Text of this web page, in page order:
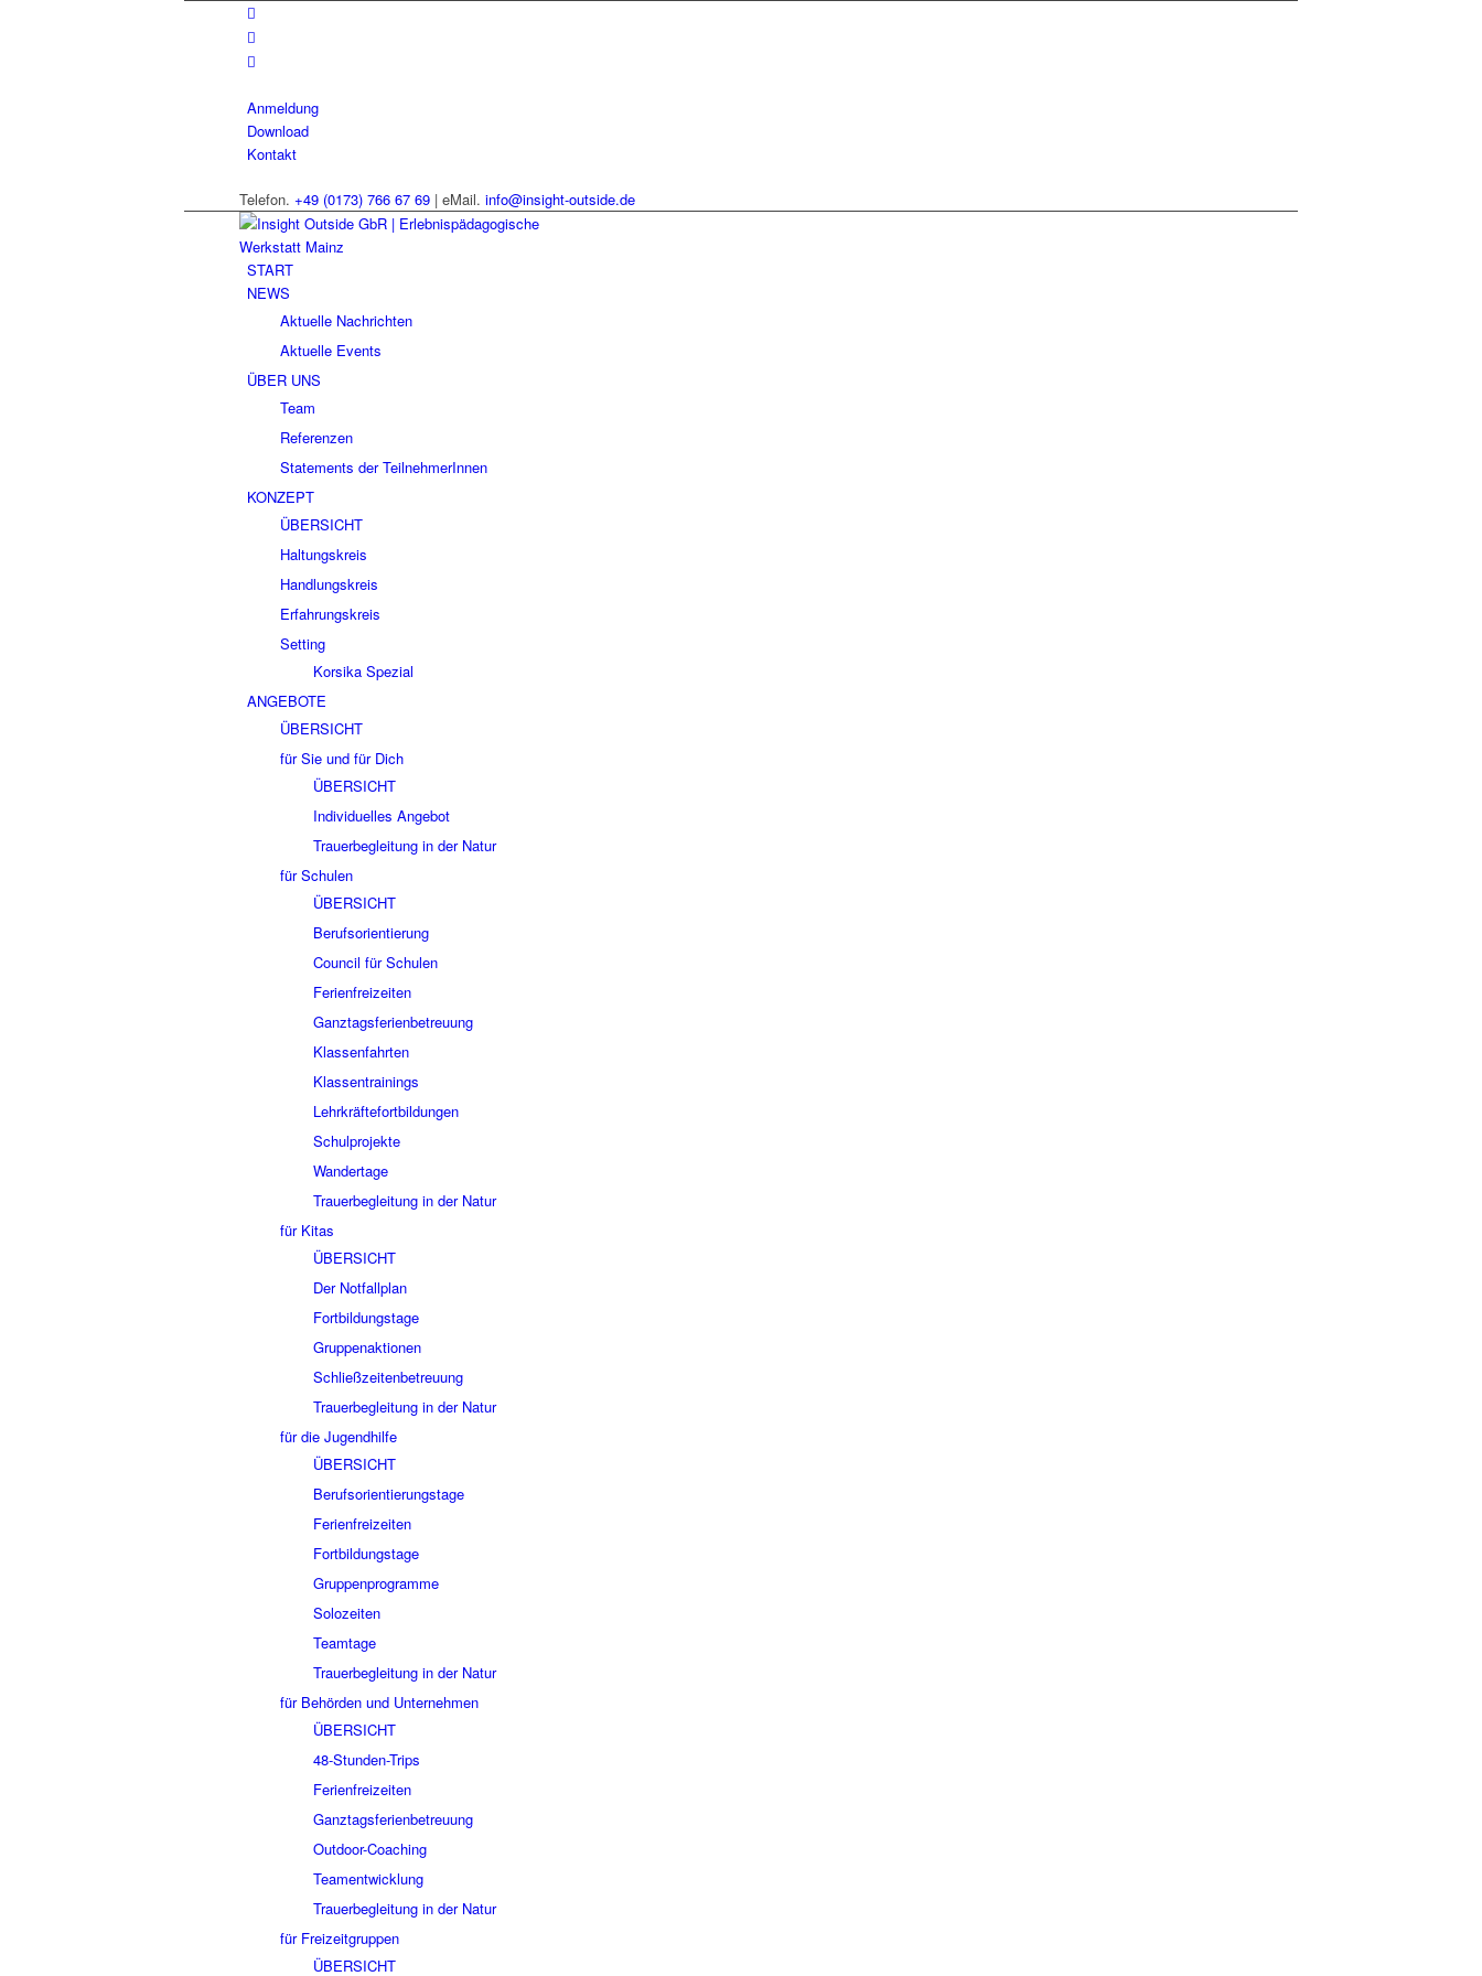
Anmeldung
Download
Kontakt
Telefon. +49 (0173) 766 67 69 | eMail. info@insight-outside.de
START
NEWS
Aktuelle Nachrichten
Aktuelle Events
ÜBER UNS
Team
Referenzen
Statements der TeilnehmerInnen
KONZEPT
ÜBERSICHT
Haltungskreis
Handlungskreis
Erfahrungskreis
Setting
Korsika Spezial
ANGEBOTE
ÜBERSICHT
für Sie und für Dich
ÜBERSICHT
Individuelles Angebot
Trauerbegleitung in der Natur
für Schulen
ÜBERSICHT
Berufsorientierung
Council für Schulen
Ferienfreizeiten
Ganztagsferienbetreuung
Klassenfahrten
Klassentrainings
Lehrkräftefortbildungen
Schulprojekte
Wandertage
Trauerbegleitung in der Natur
für Kitas
ÜBERSICHT
Der Notfallplan
Fortbildungstage
Gruppenaktionen
Schließzeitenbetreuung
Trauerbegleitung in der Natur
für die Jugendhilfe
ÜBERSICHT
Berufsorientierungstage
Ferienfreizeiten
Fortbildungstage
Gruppenprogramme
Solozeiten
Teamtage
Trauerbegleitung in der Natur
für Behörden und Unternehmen
ÜBERSICHT
48-Stunden-Trips
Ferienfreizeiten
Ganztagsferienbetreuung
Outdoor-Coaching
Teamentwicklung
Trauerbegleitung in der Natur
für Freizeitgruppen
ÜBERSICHT